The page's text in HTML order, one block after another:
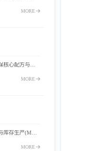
MORE
MORE
MORE